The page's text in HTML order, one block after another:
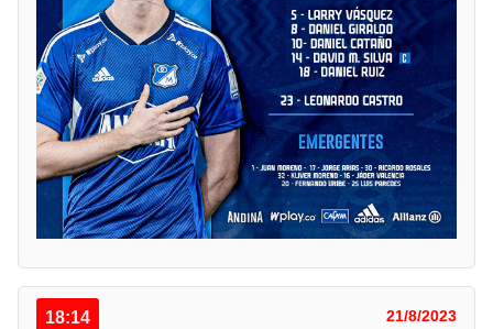
18:14 21/8/2023